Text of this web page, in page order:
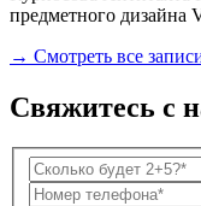
предметного дизайна
→ Смотреть все
Свяжитесь с